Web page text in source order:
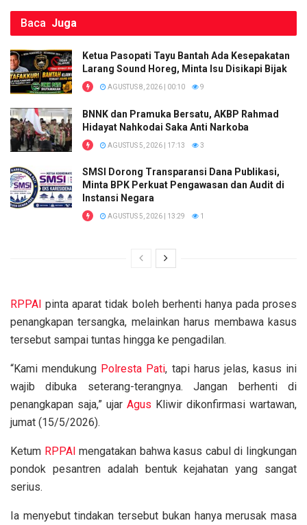
Baca Juga
Ketua Pasopati Tayu Bantah Ada Kesepakatan
Larang Sound Horeg, Minta Isu Disikapi Bijak
AGUSTUS 8, 2026 | 00:10 9
BNNK dan Pramuka Bersatu, AKBP Rahmad
Hidayat Nahkodai Saka Anti Narkoba
AGUSTUS 5, 2026 | 17:13 3
SMSI Dorong Transparansi Dana Publikasi,
Minta BPK Perkuat Pengawasan dan Audit di
Instansi Negara
AGUSTUS 5, 2026 | 13:29 1
RPPAI pinta aparat tidak boleh berhenti hanya pada proses
penangkapan tersangka, melainkan harus membawa kasus
tersebut sampai tuntas hingga ke pengadilan.
“Kami mendukung Polresta Pati, tapi harus jelas, kasus ini
wajib dibuka seterang-terangnya. Jangan berhenti di
penangkapan saja,” ujar Agus Kliwir dikonfirmasi wartawan,
jumat (15/5/2026).
Ketum RPPAI mengatakan bahwa kasus cabul di lingkungan
pondok pesantren adalah bentuk kejahatan yang sangat
serius.
Ia menyebut tindakan tersebut bukan hanya merusak masa